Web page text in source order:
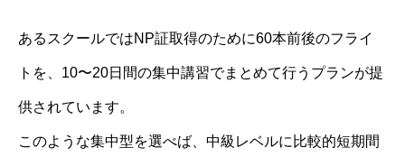
あるスクールではNP証取得のために60本前後のフライ
トを、10〜20日間の集中講習でまとめて行うプランが提
供されています。
このような集中型を選べば、中級レベルに比較的短期間